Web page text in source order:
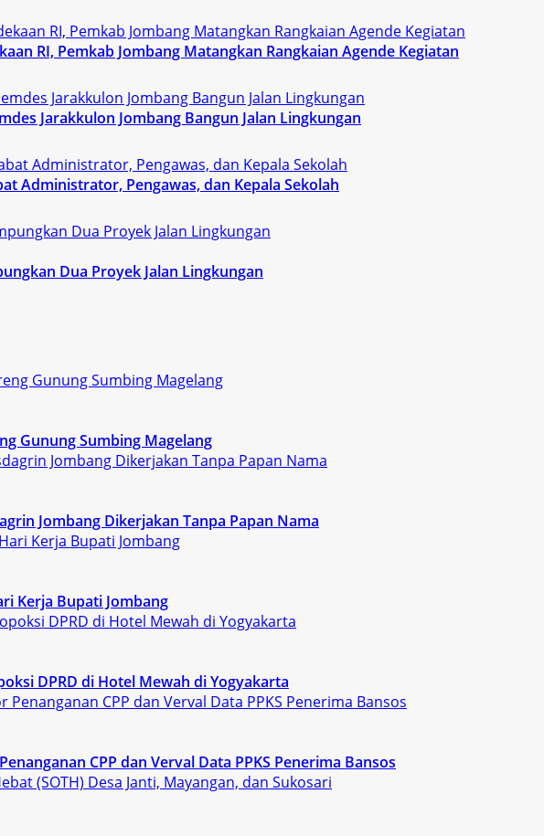
RI, Pemkab Jombang Matangkan Rangkaian Agende Kegiatan
Jarakkulon Jombang Bangun Jalan Lingkungan
Administrator, Pengawas, dan Kepala Sekolah
Dua Proyek Jalan Lingkungan
Gunung Sumbing Magelang
Jombang Dikerjakan Tanpa Papan Nama
Kerja Bupati Jombang
DPRD di Hotel Mewah di Yogyakarta
CPP dan Verval Data PPKS Penerima Bansos